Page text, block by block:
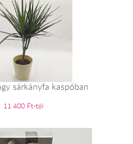
sárkányfa kaspóban
11 400 Ft-tól